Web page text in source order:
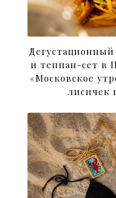
и теппан-сет в
«Московское
лисичек